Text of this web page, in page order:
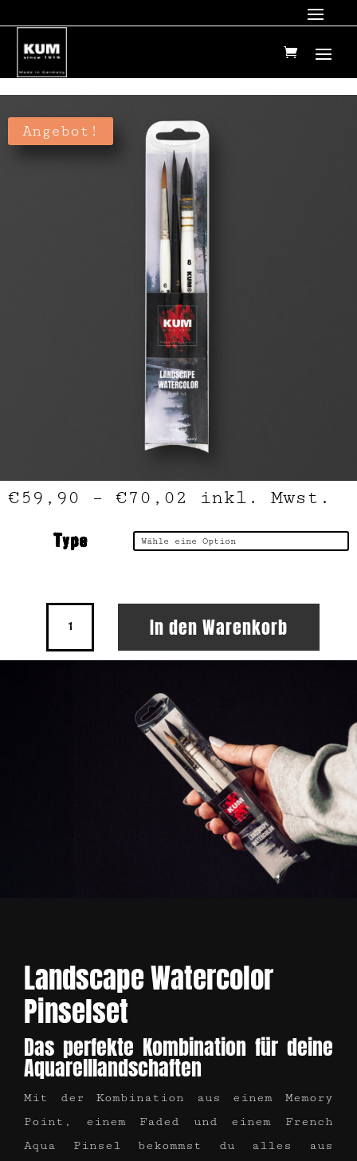
Angebot!
€59,90 – €70,02 inkl. Mwst.
Type
Landscape
Watercolor
Pinselset
Menge
In den Warenkorb
Landscape Watercolor
Pinselset
Das perfekte Kombination für deine
Aquarelllandschaften
Mit der Kombination aus einem Memory
Point, einem Faded und einem French
Aqua Pinsel bekommst du alles aus